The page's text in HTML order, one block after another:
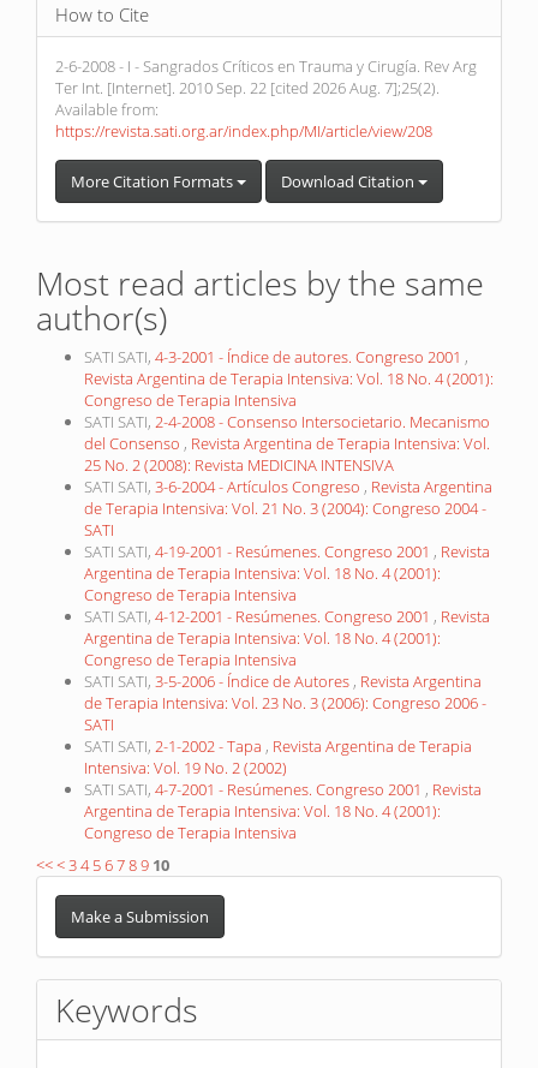
How to Cite
2-6-2008 - I - Sangrados Críticos en Trauma y Cirugía. Rev Arg
Ter Int. [Internet]. 2010 Sep. 22 [cited 2026 Aug. 7];25(2).
Available from:
https://revista.sati.org.ar/index.php/MI/article/view/208
More Citation Formats Download Citation
Most read articles by the same
author(s)
SATI SATI, 4-3-2001 - Índice de autores. Congreso 2001 ,
Revista Argentina de Terapia Intensiva: Vol. 18 No. 4 (2001):
Congreso de Terapia Intensiva
SATI SATI, 2-4-2008 - Consenso Intersocietario. Mecanismo
del Consenso , Revista Argentina de Terapia Intensiva: Vol.
25 No. 2 (2008): Revista MEDICINA INTENSIVA
SATI SATI, 3-6-2004 - Artículos Congreso , Revista Argentina
de Terapia Intensiva: Vol. 21 No. 3 (2004): Congreso 2004 -
SATI
SATI SATI, 4-19-2001 - Resúmenes. Congreso 2001 , Revista
Argentina de Terapia Intensiva: Vol. 18 No. 4 (2001):
Congreso de Terapia Intensiva
SATI SATI, 4-12-2001 - Resúmenes. Congreso 2001 , Revista
Argentina de Terapia Intensiva: Vol. 18 No. 4 (2001):
Congreso de Terapia Intensiva
SATI SATI, 3-5-2006 - Índice de Autores , Revista Argentina
de Terapia Intensiva: Vol. 23 No. 3 (2006): Congreso 2006 -
SATI
SATI SATI, 2-1-2002 - Tapa , Revista Argentina de Terapia
Intensiva: Vol. 19 No. 2 (2002)
SATI SATI, 4-7-2001 - Resúmenes. Congreso 2001 , Revista
Argentina de Terapia Intensiva: Vol. 18 No. 4 (2001):
Congreso de Terapia Intensiva
<<< 34 56789 10
Make
Submission
Make a Submission
Keywords